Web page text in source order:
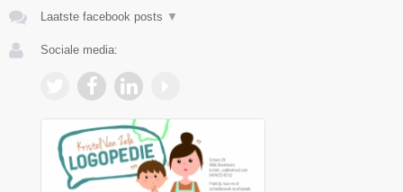
Laatste facebook posts ▼
Sociale media: